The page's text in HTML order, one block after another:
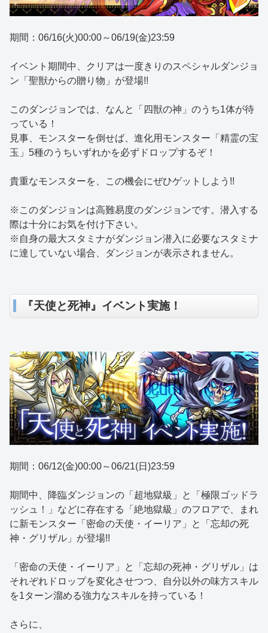
期間：06/16(火)00:00～06/19(金)23:59
イベント期間中、クリアは一度きりのスペシャルダンジョ
ン「聖獣からの贈り物」が登場!!
このダンジョンでは、なんと「四獣の神」のうち1体が待
っている！
見事、モンスターを倒せば、進化用モンスター「精霊の宝
玉」5種のうちいずれかを必ずドロップするぞ！
貴重なモンスターを、この機会にぜひゲットしよう!!
※このダンジョンは高難易度のダンジョンです。潜入する
際は十分にお気を付け下さい。
※自身の最大スタミナがダンジョン潜入に必要なスタミナ
に達していない場合、ダンジョンが表示されません。
『天使と死神』イベント実施！
期間：06/12(金)00:00～06/21(日)23:59
期間中、降臨ダンジョンの「超地獄級」と「極限ゴッドラ
ッシュ！」などに存在する「絶地獄級」のフロアで、まれ
に新モンスター「密命の天使・イーリア」と「忘却の死
神・グリザル」が登場!!
「密命の天使・イーリア」と「忘却の死神・グリザル」は
それぞれドロップを変化させつつ、自分以外の味方スキル
を1ターン溜める強力なスキルを持っている！
さらに、